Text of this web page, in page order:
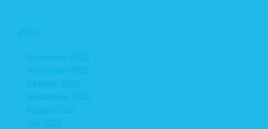
2022
Dezember 2022
November 2022
Oktober 2022
September 2022
August 2022
Juli 2022